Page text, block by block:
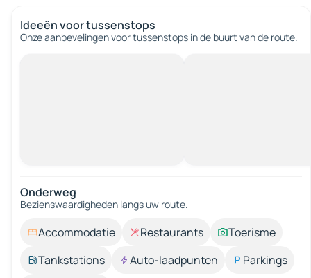
Ideeën voor tussenstops
Onze aanbevelingen voor tussenstops in de buurt van de route.
Onderweg
Bezienswaardigheden langs uw route.
Accommodatie Restaurants
Toerisme
Tankstations
Auto-laadpunten
Parkings